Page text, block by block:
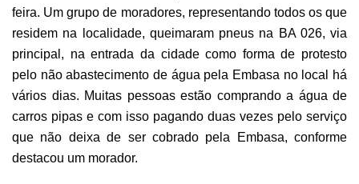
feira. Um grupo de moradores, representando todos os que
residem na localidade, queimaram pneus na BA 026, via
principal, na entrada da cidade como forma de protesto
pelo não abastecimento de água pela Embasa no local há
vários dias. Muitas pessoas estão comprando a água de
carros pipas e com isso pagando duas vezes pelo serviço
que não deixa de ser cobrado pela Embasa, conforme
destacou um morador.